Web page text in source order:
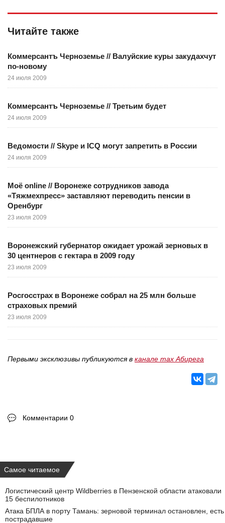
Читайте также
Коммерсантъ Черноземье // Валуйские куры закудахчут
по-новому
24 июля 2009
Коммерсантъ Черноземье // Третьим будет
24 июля 2009
Ведомости // Skype и ICQ могут запретить в России
24 июля 2009
Моё online // Воронеже сотрудников завода
«Тяжмехпресс» заставляют переводить пенсии в
Оренбург
23 июля 2009
Воронежский губернатор ожидает урожай зерновых в
30 центнеров с гектара в 2009 году
23 июля 2009
Росгосстрах в Воронеже собрал на 25 млн больше
страховых премий
23 июля 2009
Первыми эксклюзивы публикуются в канале max Абирега
Комментарии 0
Самое читаемое
Логистический центр Wildberries в Пензенской области атаковали
15 беспилотников
Атака БПЛА в порту Тамань: зерновой терминал остановлен, есть
пострадавшие